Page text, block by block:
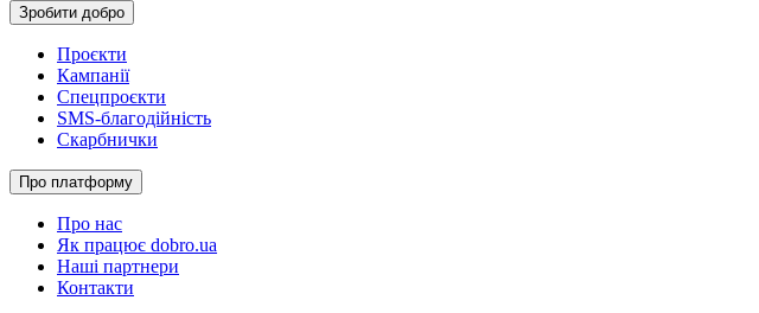
Зробити добро
Проєкти
Кампанії
Спецпроєкти
SMS-благодійність
Скарбнички
Про платформу
Про нас
Як працює dobro.ua
Наші партнери
Контакти